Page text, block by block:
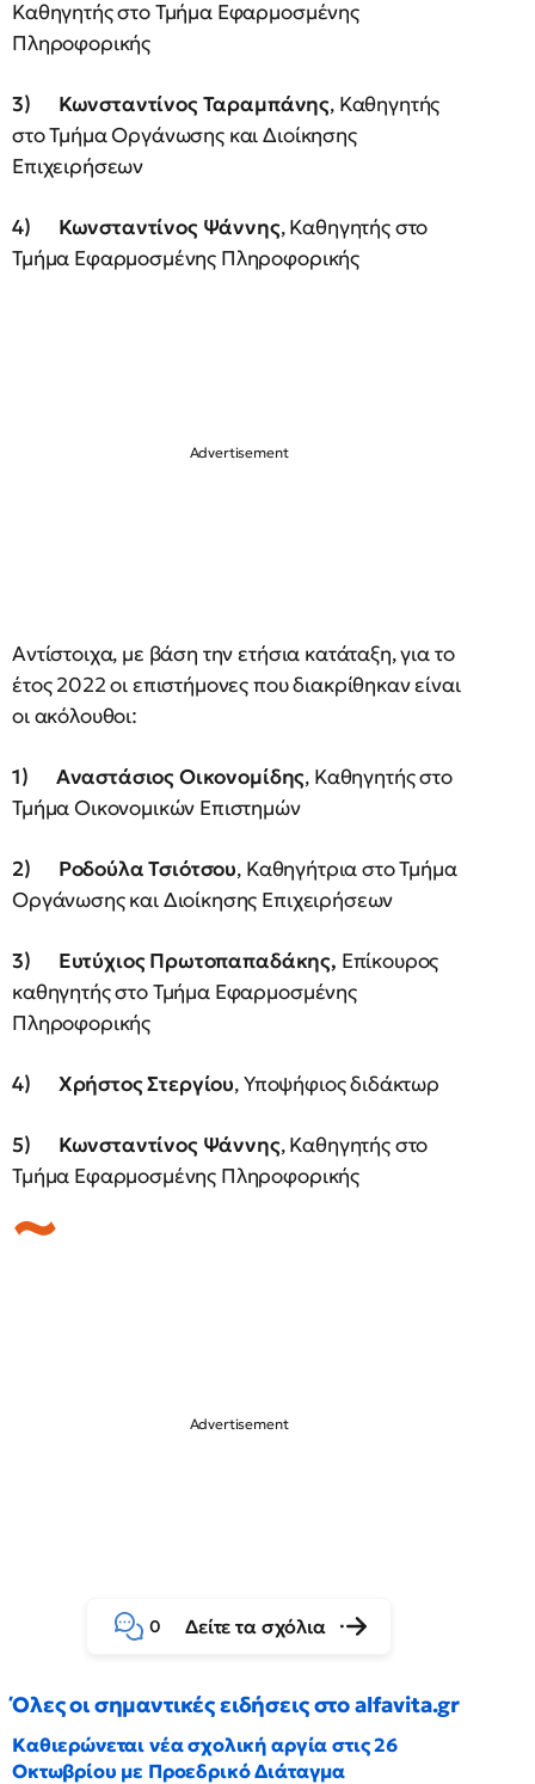
Καθηγητής στο Τμήμα Εφαρμοσμένης
Πληροφορικής
3) Κωνσταντίνος Ταραμπάνης, Καθηγητής
στο Τμήμα Οργάνωσης και Διοίκησης
Επιχειρήσεων
4) Κωνσταντίνος Ψάννης, Καθηγητής στο
Τμήμα Εφαρμοσμένης Πληροφορικής
Αντίστοιχα, με βάση την ετήσια κατάταξη, για το
έτος 2022 οι επιστήμονες που διακρίθηκαν είναι
οι ακόλουθοι:
1) Αναστάσιος Οικονομίδης, Καθηγητής στο
Τμήμα Οικονομικών Επιστημών
2) Ροδούλα Τσιότσου, Καθηγήτρια στο Τμήμα
Οργάνωσης και Διοίκησης Επιχειρήσεων
3) Ευτύχιος Πρωτοπαπαδάκης, Επίκουρος
καθηγητής στο Τμήμα Εφαρμοσμένης
Πληροφορικής
4) Χρήστος Στεργίου, Υποψήφιος διδάκτωρ
5) Κωνσταντίνος Ψάννης, Καθηγητής στο
Τμήμα Εφαρμοσμένης Πληροφορικής
0 Δείτε τα σχόλια
Όλες οι σημαντικές ειδήσεις στο alfavita.gr
Καθιερώνεται νέα σχολική αργία στις 26
Οκτωβρίου με Προεδρικό Διάταγμα